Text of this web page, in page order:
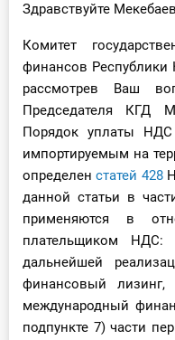
Тарифы
Тестирование для
бухгалтера
Здравствуйте
Комитет
финансов
рассмотрев Ваш
Председателя КГД
Порядок уплаты
импортируемым на
определенстатей 428
данной статьи в
применяются в
плательщиком НДС:
дальнейшей
финансовый
международный
подпункте 7) части